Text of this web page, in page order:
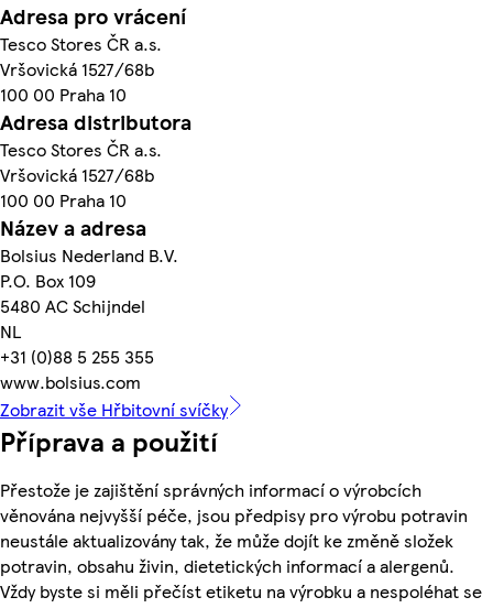
Adresa pro vrácení
Tesco Stores ČR a.s.
Vršovická 1527/68b
100 00 Praha 10
Adresa distributora
Tesco Stores ČR a.s.
Vršovická 1527/68b
100 00 Praha 10
Název a adresa
Bolsius Nederland B.V.
P.O. Box 109
5480 AC Schijndel
NL
+31 (0)88 5 255 355
www.bolsius.com
Zobrazit vše Hřbitovní svíčky
Příprava a použití
Přestože je zajištění správných informací o výrobcích
věnována nejvyšší péče, jsou předpisy pro výrobu potravin
neustále aktualizovány tak, že může dojít ke změně složek
potravin, obsahu živin, dietetických informací a alergenů.
Vždy byste si měli přečíst etiketu na výrobku a nespoléhat se